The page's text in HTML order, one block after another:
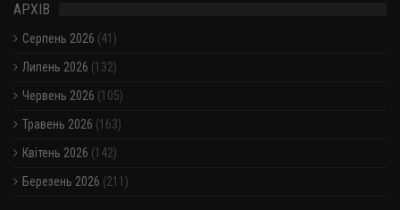
АРХІВ
Серпень 2026 (41)
Липень 2026 (132)
Червень 2026 (105)
Травень 2026 (163)
Квітень 2026 (142)
Березень 2026 (211)